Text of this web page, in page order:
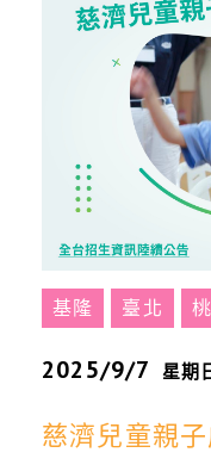
基隆 臺北
2025/9/7 星期
慈濟兒童親